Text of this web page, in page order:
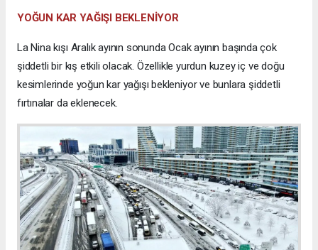
YOĞUN KAR YAĞIŞI BEKLENİYOR
La Nina kışı Aralık ayının sonunda Ocak ayının başında çok
şiddetli bir kış etkili olacak. Özellikle yurdun kuzey iç ve doğu
kesimlerinde yoğun kar yağışı bekleniyor ve bunlara şiddetli
fırtınalar da eklenecek.